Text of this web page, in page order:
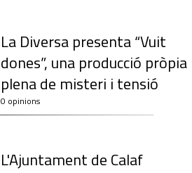
La Diversa presenta “Vuit
dones”, una producció pròpia
plena de misteri i tensió
0 opinions
L'Ajuntament de Calaf